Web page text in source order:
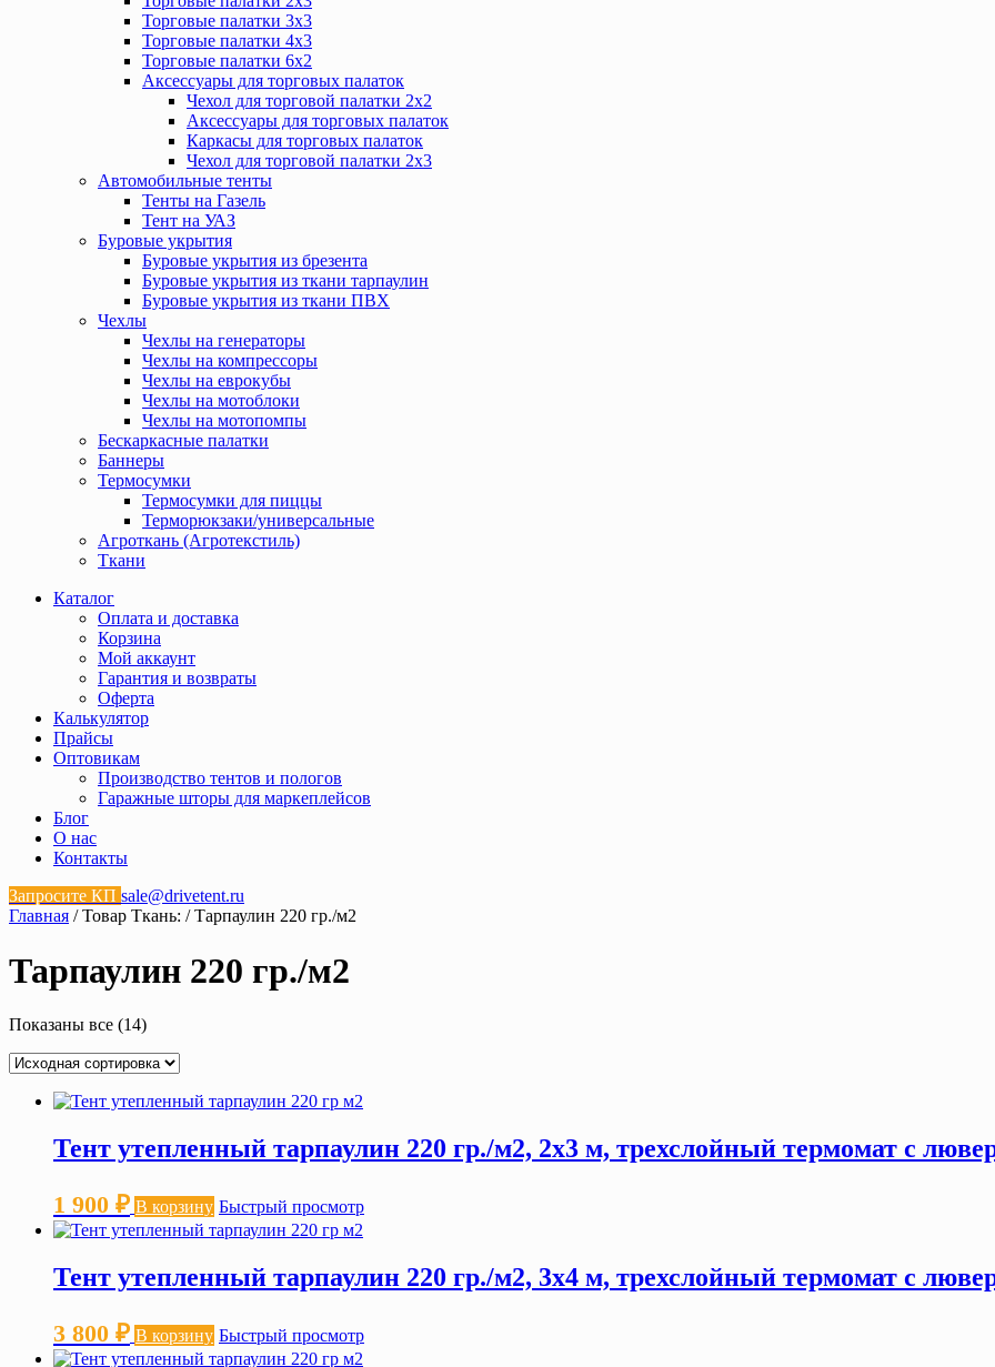
Торговые палатки 3х3
Торговые палатки 4х3
Торговые палатки 6х2
Аксессуары для торговых палаток
Чехол для торговой палатки 2х2
Аксессуары для торговых палаток
Каркасы для торговых палаток
Чехол для торговой палатки 2х3
Автомобильные тенты
Тенты на Газель
Тент на УАЗ
Буровые укрытия
Буровые укрытия из брезента
Буровые укрытия из ткани тарпаулин
Буровые укрытия из ткани ПВХ
Чехлы
Чехлы на генераторы
Чехлы на компрессоры
Чехлы на еврокубы
Чехлы на мотоблоки
Чехлы на мотопомпы
Бескаркасные палатки
Баннеры
Термосумки
Термосумки для пиццы
Терморюкзаки/универсальные
Агроткань (Агротекстиль)
Ткани
Каталог
Оплата и доставка
Корзина
Мой аккаунт
Гарантия и возвраты
Оферта
Калькулятор
Прайсы
Оптовикам
Производство тентов и пологов
Гаражные шторы для маркеплейсов
Блог
О нас
Контакты
Запросите КП sale@drivetent.ru
Главная / Товар Ткань: / Тарпаулин 220 гр./м2
Тарпаулин 220 гр./м2
Показаны все (14)
Тент утепленный тарпаулин 220 гр./м2, 2х3 м, трехслойный термомат с
1 900 ₽ В корзину Быстрый просмотр
Тент утепленный тарпаулин 220 гр./м2, 3х4 м, трехслойный термомат с
3 800 ₽ В корзину Быстрый просмотр